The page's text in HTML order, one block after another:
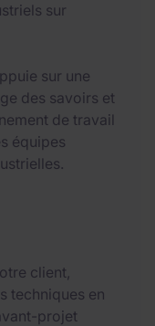
sur
sur une
des savoirs et
de travail
équipes
client,
techniques en
projet